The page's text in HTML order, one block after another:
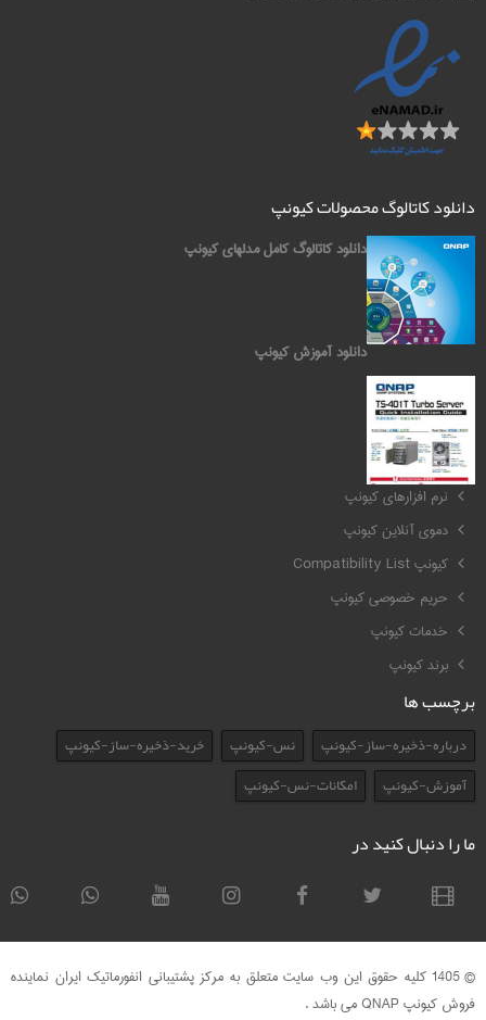
دانلود کاتالوگ محصولات کیونپ
دانلود کاتالوگ کامل مدلهای کیونپ
دانلود آموزش کیونپ
کیونپ QNAP
نرم افزارهای کیونپ
دموی آنلاین کیونپ
کیونپ Compatibility List
حریم خصوصی کیونپ
خدمات کیونپ
برند کیونپ
برچسب ها
درباره-ذخیره-ساز-کیونپ نس-کیونپ
خرید-ذخیره-ساز-کیونپ
آموزش-کیونپ
امکانات-نس-کیونپ
ما را دنبال کنید در
© 1405 کلیه حقوق این وب سایت متعلق به مرکز پشتیبانی انفورماتیک ایران نماینده
فروش کیونپ QNAP می باشد .